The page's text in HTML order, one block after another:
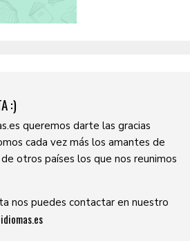
:)
queremos darte las gracias
cada vez más los amantes de
otros países los que nos reunimos
nos puedes contactar en nuestro